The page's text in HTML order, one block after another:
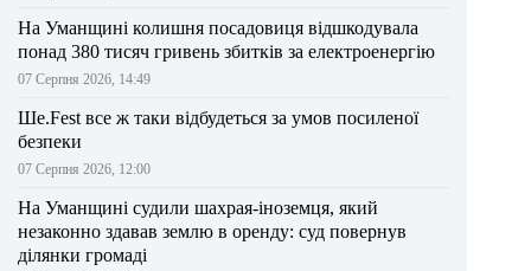
На Уманщині колишня посадовиця відшкодувала
понад 380 тисяч гривень збитків за електроенергію
07 Серпня 2026, 14:49
Ше.Fest все ж таки відбудеться за умов посиленої
безпеки
07 Серпня 2026, 12:00
На Уманщині судили шахрая-іноземця, який
незаконно здавав землю в оренду: суд повернув
ділянки громаді